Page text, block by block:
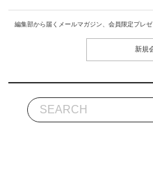
編集部から届くメールマガジン、会員限定プレ
新規